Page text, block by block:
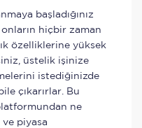
başladığınız
onların hiçbir zaman
özelliklerine yüksek
üstelik işinize
istediğinizde
çıkarırlar. Bu
ne
piyasa